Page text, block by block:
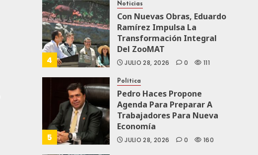
4
Noticias
Con Nuevas Obras, Eduardo
Ramírez Impulsa La
Transformación Integral
Del ZooMAT
JULIO 28, 2026 0 111
5
Política
Pedro Haces Propone
Agenda Para Preparar A
Trabajadores Para Nueva
Economía
JULIO 28, 2026 0 160